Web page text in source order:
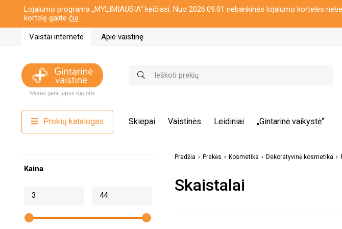
Lojalumo programa „MYLIMIAUSIA“ keičiasi. Nuo 2026.09.01 nebankinės lojalumo kortelės
kortelę galite čia
Vaistai internete Apie vaistinę
Prekių katalogas Skiepai Vaistinės Leidiniai „Gintarinė vaikystė“
Kaina
Pradžia Prekės Kosmetika Dekoratyvinė kosmetika
Skaistalai